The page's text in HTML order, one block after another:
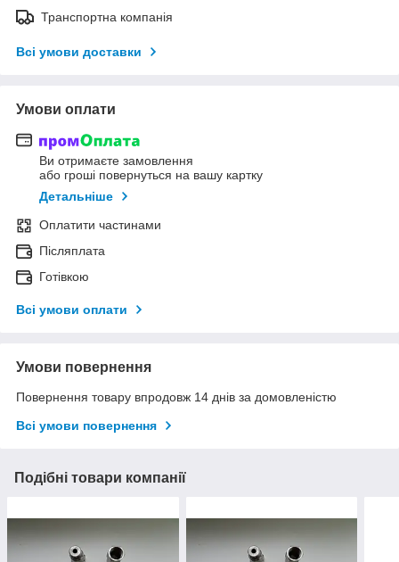
Транспортна компанія
Всі умови доставки
Умови оплати
Ви отримаєте замовлення
або гроші повернуться на вашу картку
Детальніше
Оплатити частинами
Післяплата
Готівкою
Всі умови оплати
Умови повернення
Повернення товару впродовж 14 днів за домовленістю
Всі умови повернення
Подібні товари компанії